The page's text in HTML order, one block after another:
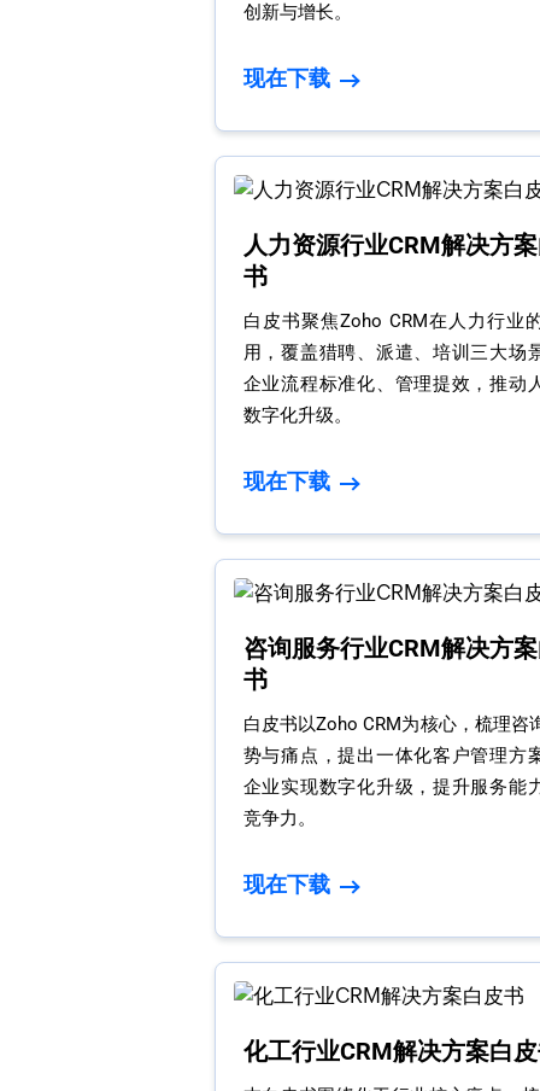
创新与增长。
现在下载
人力资源行业CRM解决方
书
白皮书聚焦Zoho CRM在人力行业
用，覆盖猎聘、派遣、培训三大场
企业流程标准化、管理提效，推动
数字化升级。
现在下载
咨询服务行业CRM解决方
书
白皮书以Zoho CRM为核心，梳理咨
势与痛点，提出一体化客户管理方
企业实现数字化升级，提升服务能
竞争力。
现在下载
化工行业CRM解决方案白